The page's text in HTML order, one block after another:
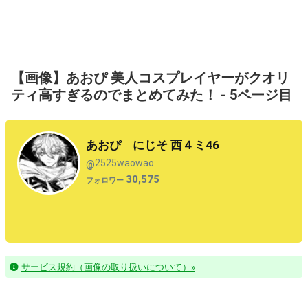
【画像】あおぴ 美人コスプレイヤーがクオリ
ティ高すぎるのでまとめてみた！ - 5ページ目
あおぴ にじそ 西４ミ46
@2525waowao
フォロワー 30,575
サービス規約（画像の取り扱いについて）»